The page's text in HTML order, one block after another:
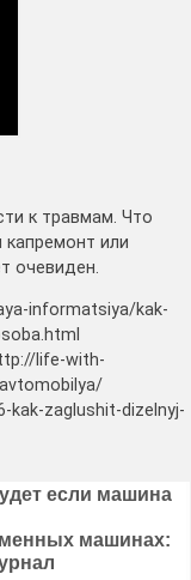
к травмам. Что
или
очевиден.
informatsiya/kak-
life-with-
kak-zaglushit-dizelnyj-
если машина
машинах: